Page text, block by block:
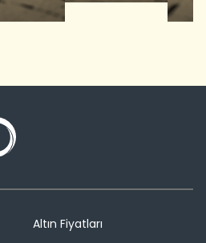
Altın Fiyatları